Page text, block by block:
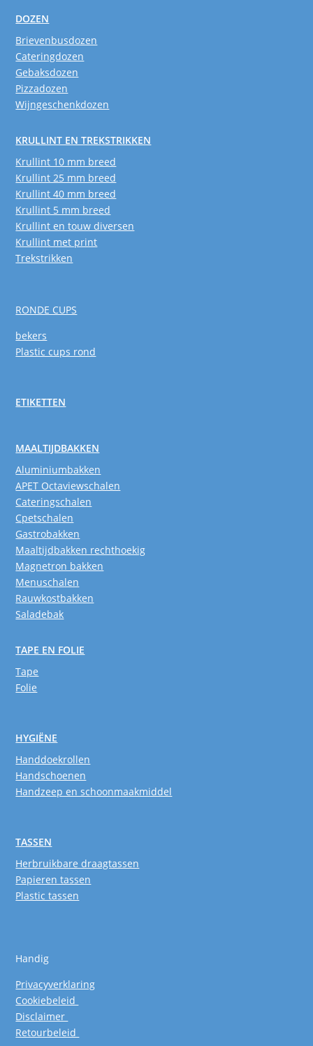
DOZEN
Brievenbusdozen
Cateringdozen
Gebaksdozen
Pizzadozen
Wijngeschenkdozen
KRULLINT EN TREKSTRIKKEN
Krullint 10 mm breed
Krullint 25 mm breed
Krullint 40 mm breed
Krullint 5 mm breed
Krullint en touw diversen
Krullint met print
Trekstrikken
RONDE CUPS
bekers
Plastic cups rond
ETIKETTEN
MAALTIJDBAKKEN
Aluminiumbakken
APET Octaviewschalen
Cateringschalen
Cpetschalen
Gastrobakken
Maaltijdbakken rechthoekig
Magnetron bakken
Menuschalen
Rauwkostbakken
Saladebak
TAPE EN FOLIE
Tape
Folie
HYGIËNE
Handdoekrollen
Handschoenen
Handzeep en schoonmaakmiddel
TASSEN
Herbruikbare draagtassen
Papieren tassen
Plastic tassen
Handig
Privacyverklaring
Cookiebeleid
Disclaimer
Retourbeleid